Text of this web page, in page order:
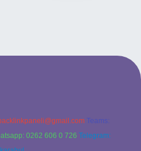
Teams:
0262 606 0 726 Telegram: